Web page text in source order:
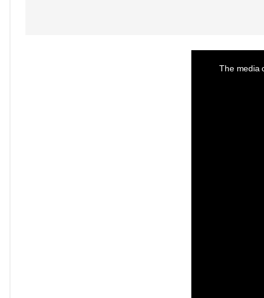
The media